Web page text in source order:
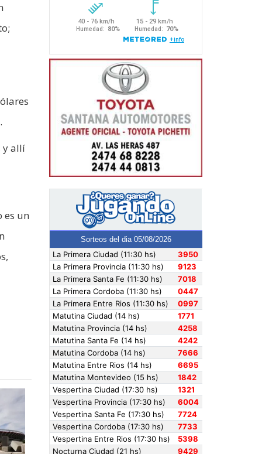
y allí
es un